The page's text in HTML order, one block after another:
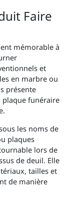
Faire
mémorable à
et
en marbre ou
présente
plaque funéraire
les noms de
plaques
lors de
de deuil. Elle
tailles et
de manière